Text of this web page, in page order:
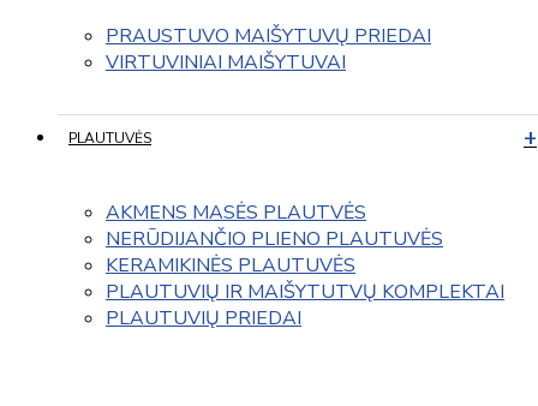
PRAUSTUVO MAIŠYTUVŲ PRIEDAI
VIRTUVINIAI MAIŠYTUVAI
PLAUTUVĖS
AKMENS MASĖS PLAUTVĖS
NERŪDIJANČIO PLIENO PLAUTUVĖS
KERAMIKINĖS PLAUTUVĖS
PLAUTUVIŲ IR MAIŠYTUTVŲ KOMPLEKTAI
PLAUTUVIŲ PRIEDAI